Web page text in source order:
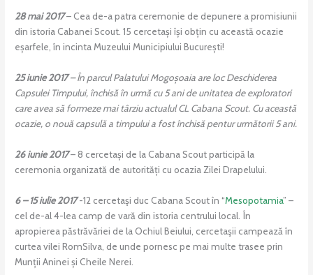
28 mai 2017– Cea de-a patra ceremonie de depunere a promisiunii
din istoria Cabanei Scout. 15 cercetași își obțin cu această ocazie
eșarfele, în incinta Muzeului Municipiului București!
25 iunie 2017– În parcul Palatului Mogoșoaia are loc Deschiderea
Capsulei Timpului, închisă în urmă cu 5 ani de unitatea de exploratori
care avea să formeze mai târziu actualul CL Cabana Scout. Cu această
ocazie, o nouă capsulă a timpului a fost închisă pentur următorii 5 ani.
26 iunie 2017– 8 cercetași de la Cabana Scout participă la
ceremonia organizată de autorități cu ocazia Zilei Drapelului.
6 – 15 iulie 2017-12 cercetaşi duc Cabana Scout în “Mesopotamia” –
cel de-al 4-lea camp de vară din istoria centrului local. În
apropierea păstrăvăriei de la Ochiul Beiului, cercetaşii campează în
curtea vilei RomSilva, de unde pornesc pe mai multe trasee prin
Munții Aninei și Cheile Nerei.